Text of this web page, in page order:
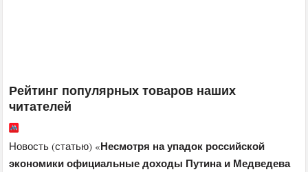
Рейтинг популярных товаров наших
читателей
Новость (статью) «Несмотря на упадок российской
экономики официальные доходы Путина и Медведева